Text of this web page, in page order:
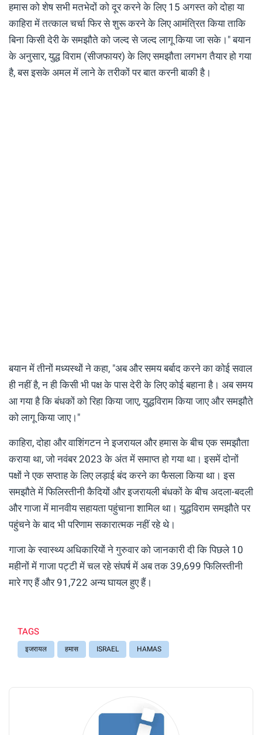
हमास को शेष सभी मतभेदों को दूर करने के लिए 15 अगस्त को दोहा या
काहिरा में तत्काल चर्चा फिर से शुरू करने के लिए आमंत्रित किया ताकि
बिना किसी देरी के समझौते को जल्द से जल्द लागू किया जा सके।" बयान
के अनुसार, युद्ध विराम (सीजफायर) के लिए समझौता लगभग तैयार हो गया
है, बस इसके अमल में लाने के तरीकों पर बात करनी बाकी है।
बयान में तीनों मध्यस्थों ने कहा, "अब और समय बर्बाद करने का कोई सवाल
ही नहीं है, न ही किसी भी पक्ष के पास देरी के लिए कोई बहाना है। अब समय
आ गया है कि बंधकों को रिहा किया जाए, युद्धविराम किया जाए और समझौते
को लागू किया जाए।"
काहिरा, दोहा और वाशिंगटन ने इजरायल और हमास के बीच एक समझौता
कराया था, जो नवंबर 2023 के अंत में समाप्त हो गया था। इसमें दोनों
पक्षों ने एक सप्ताह के लिए लड़ाई बंद करने का फैसला किया था। इस
समझौते में फिलिस्तीनी कैदियों और इजरायली बंधकों के बीच अदला-बदली
और गाजा में मानवीय सहायता पहुंचाना शामिल था। युद्धविराम समझौते पर
पहुंचने के बाद भी परिणाम सकारात्मक नहीं रहे थे।
गाजा के स्वास्थ्य अधिकारियों ने गुरुवार को जानकारी दी कि पिछले 10
महीनों में गाजा पट्टी में चल रहे संघर्ष में अब तक 39,699 फिलिस्तीनी
मारे गए हैं और 91,722 अन्य घायल हुए हैं।
TAGS
इजरायल हमास ISRAEL HAMAS